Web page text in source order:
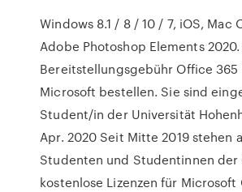
Windows 8.1 / 8 / 10 / 7, iOS, Mac
Adobe Photoshop Elements 2020.
Bereitstellungsgebühr Office 365
Microsoft bestellen. Sie sind
Student/in der Universität
Apr. 2020 Seit Mitte 2019 stehen
Studenten und Studentinnen der
kostenlose Lizenzen für Microsoft